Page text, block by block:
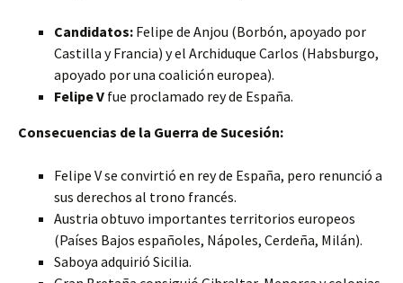
Candidatos: Felipe de Anjou (Borbón, apoyado por
Castilla y Francia) y el Archiduque Carlos (Habsburgo,
apoyado por una coalición europea).
Felipe V fue proclamado rey de España.
Consecuencias de la Guerra de Sucesión:
Felipe V se convirtió en rey de España, pero renunció a
sus derechos al trono francés.
Austria obtuvo importantes territorios europeos
(Países Bajos españoles, Nápoles, Cerdeña, Milán).
Saboya adquirió Sicilia.